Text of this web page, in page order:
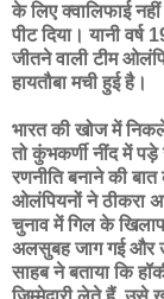
के लिए क्वालिफाई
पीट दिया। यानी
जीतने वाली टीम
हायतौबा मची हुई है।
भारत की खोज में निकले
तो कुंभकर्णी नींद में
रणनीति बनाने की
ओलंपियनों ने ठीकरा
चुनाव में गिल के
अलसुबह जाग गई और
साहब ने बताया कि